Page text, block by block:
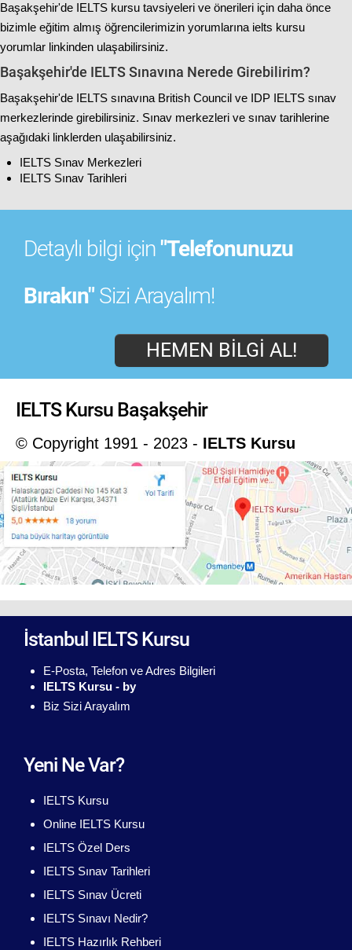
Başakşehir'de IELTS kursu tavsiyeleri ve önerileri için daha önce
bizimle eğitim almış öğrencilerimizin yorumlarına ielts kursu
yorumlar linkinden ulaşabilirsiniz.
Başakşehir'de IELTS Sınavına Nerede Girebilirim?
Başakşehir'de IELTS sınavına British Council ve IDP IELTS sınav
merkezlerinde girebilirsiniz. Sınav merkezleri ve sınav tarihlerine
aşağıdaki linklerden ulaşabilirsiniz.
IELTS Sınav Merkezleri
IELTS Sınav Tarihleri
Detaylı bilgi için "Telefonunuzu
Bırakın" Sizi Arayalım!
HEMEN BILGI AL!
IELTS Kursu Başakşehir
© Copyright 1991 - 2023 - IELTS Kursu
İstanbul IELTS Kursu
E-Posta, Telefon ve Adres Bilgileri
IELTS Kursu - by
Biz Sizi Arayalım
Yeni Ne Var?
IELTS Kursu
Online IELTS Kursu
IELTS Özel Ders
IELTS Sınav Tarihleri
IELTS Sınav Ücreti
IELTS Sınavı Nedir?
IELTS Hazırlık Rehberi